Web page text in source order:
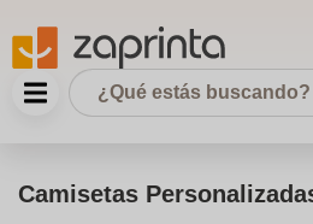
Camisetas